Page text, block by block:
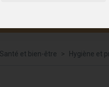
Santé et bien-être Hygiène et